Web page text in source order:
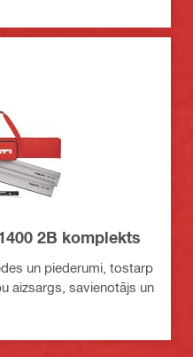
2B komplekts
un piederumi, tostarp
aizsargs, savienotājs un